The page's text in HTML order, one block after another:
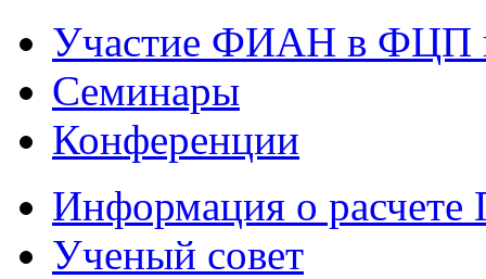
Участие ФИАН в ФЦП
Семинары
Конференции
Информация о
Ученый совет